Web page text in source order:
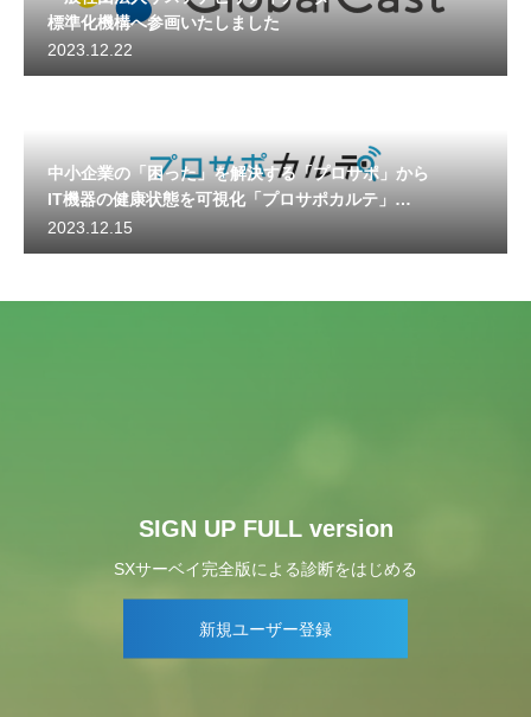
標準化機構へ参画いたしました
2023.12.22
中小企業の「困った」を解決する「プロサポ」から
IT機器の健康状態を可視化「プロサポカルテ」
サービス開始
2023.12.15
SIGN UP FULL version
SXサーベイ完全版による診断をはじめる
新規ユーザー登録